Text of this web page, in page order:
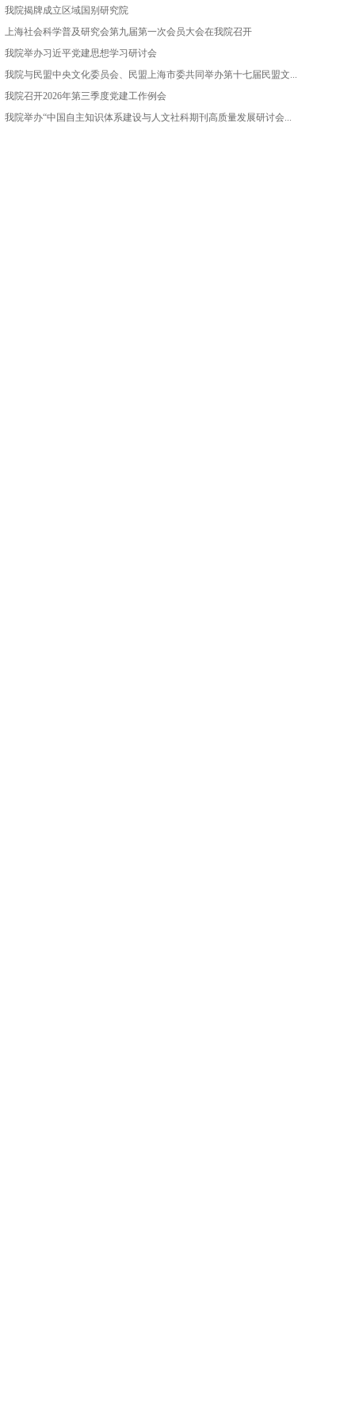
我院揭牌成立区域国别研究院
上海社会科学普及研究会第九届第一次会员大会在我院召开
我院举办习近平党建思想学习研讨会
我院与民盟中央文化委员会、民盟上海市委共同举办第十七届民盟文...
我院召开2026年第三季度党建工作例会
我院举办“中国自主知识体系建设与人文社科期刊高质量发展研讨会...